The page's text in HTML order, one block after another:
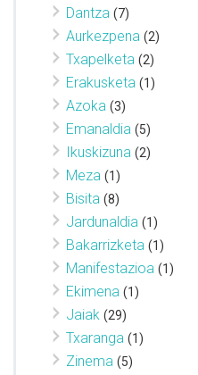
Dantza (7)
Aurkezpena (2)
Txapelketa (2)
Erakusketa (1)
Azoka (3)
Emanaldia (5)
Ikuskizuna (2)
Meza (1)
Bisita (8)
Jardunaldia (1)
Bakarrizketa (1)
Manifestazioa (1)
Ekimena (1)
Jaiak (29)
Txaranga (1)
Zinema (5)